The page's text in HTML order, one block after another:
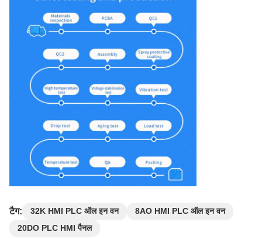
टैग: 32K HMI PLC ऑल इन वन
8AO HMI PLC ऑल इन वन
20DO PLC HMI पैनल